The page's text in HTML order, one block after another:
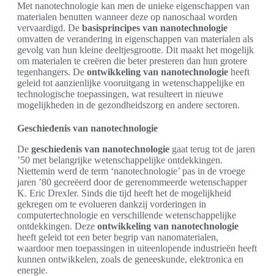
Met nanotechnologie kan men de unieke eigenschappen van
materialen benutten wanneer deze op nanoschaal worden
vervaardigd. De basisprincipes van nanotechnologie
omvatten de verandering in eigenschappen van materialen als
gevolg van hun kleine deeltjesgrootte. Dit maakt het mogelijk
om materialen te creëren die beter presteren dan hun grotere
tegenhangers. De ontwikkeling van nanotechnologie heeft
geleid tot aanzienlijke vooruitgang in wetenschappelijke en
technologische toepassingen, wat resulteert in nieuwe
mogelijkheden in de gezondheidszorg en andere sectoren.
Geschiedenis van nanotechnologie
De geschiedenis van nanotechnologie gaat terug tot de jaren
’50 met belangrijke wetenschappelijke ontdekkingen.
Niettemin werd de term ‘nanotechnologie’ pas in de vroege
jaren ’80 gecreëerd door de gerenommeerde wetenschapper
K. Eric Drexler. Sinds die tijd heeft het de mogelijkheid
gekregen om te evolueren dankzij vorderingen in
computertechnologie en verschillende wetenschappelijke
ontdekkingen. Deze ontwikkeling van nanotechnologie
heeft geleid tot een beter begrip van nanomaterialen,
waardoor men toepassingen in uiteenlopende industrieën heeft
kunnen ontwikkelen, zoals de geneeskunde, elektronica en
energie.